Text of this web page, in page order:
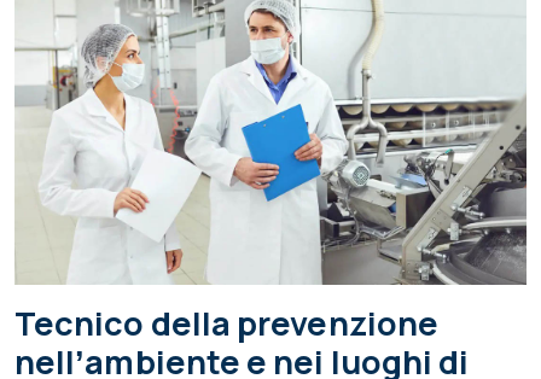
Tecnico della prevenzione
nellʼambiente e nei luoghi di